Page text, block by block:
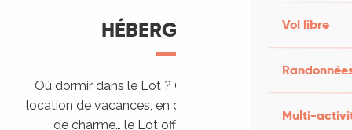
Vol libre
Multi-
HÉBERGEMENTS
Où dormir dans le Lot ? Chez l’habitant, dans une
location de vacances, en camping, ou dans un hôtel
de charme… le Lot offre des hébergements